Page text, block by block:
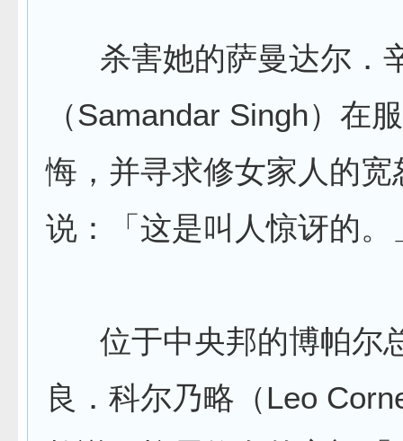
杀害她的萨曼达尔．
（Samandar Singh）在
悔，并寻求修女家人的宽
说：「这是叫人惊讶的。
位于中央邦的博帕尔
良．科尔乃略（Leo